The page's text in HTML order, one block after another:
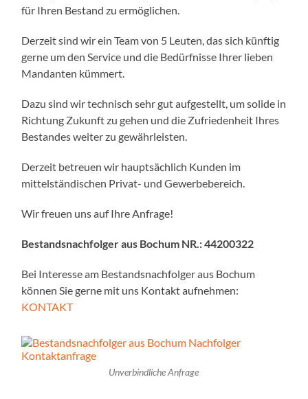
für Ihren Bestand zu ermöglichen.
Derzeit sind wir ein Team von 5 Leuten, das sich künftig
gerne um den Service und die Bedürfnisse Ihrer lieben
Mandanten kümmert.
Dazu sind wir technisch sehr gut aufgestellt, um solide in
Richtung Zukunft zu gehen und die Zufriedenheit Ihres
Bestandes weiter zu gewährleisten.
Derzeit betreuen wir hauptsächlich Kunden im
mittelständischen Privat- und Gewerbebereich.
Wir freuen uns auf Ihre Anfrage!
Bestandsnachfolger aus Bochum NR.:44200322
Bei Interesse am Bestandsnachfolger aus Bochum
können Sie gerne mit uns Kontakt aufnehmen:
KONTAKT
Unverbindliche Anfrage